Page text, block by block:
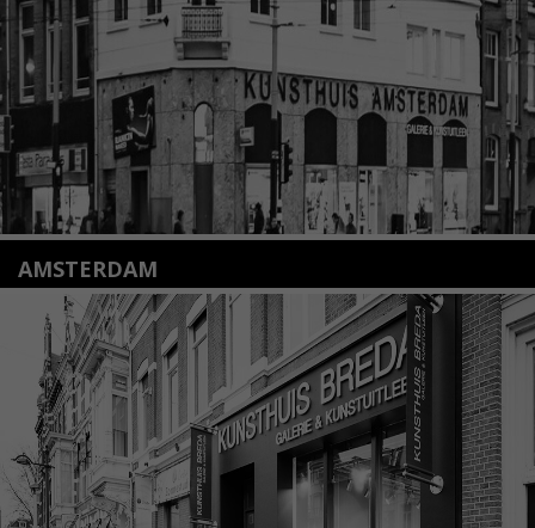
Lees meer
AMSTERDAM
Amstelveenseweg 135
1075 VX Amsterdam
+31 (0)20 2332546
info@kunsthuisamsterdam.nl
Lees meer